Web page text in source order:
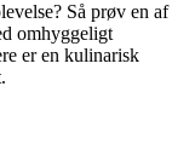
Så prøv en af
omhyggeligt
er en kulinarisk